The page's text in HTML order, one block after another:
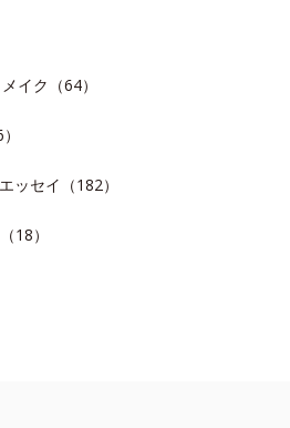
イク（64）
ッセイ（182）
18）